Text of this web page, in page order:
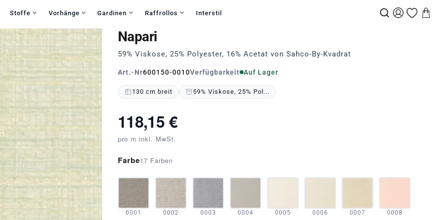
Stoffe Vorhänge Gardinen Raffrollos Interstil
Napari
59% Viskose, 25% Polyester, 16% Acetat von Sahco-By-Kvadrat
Art.-Nr600150-0010Verfügbarkeit Auf Lager
130 cm breit 59% Viskose, 25% Pol...
118,15 €
pro m inkl. MwSt.
Farbe17 Farben
0001 0002 0003 0004 0005 0006 0007 0008